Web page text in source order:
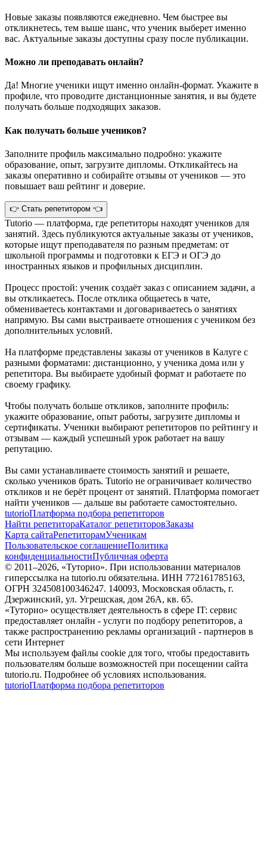
Новые заказы появляются ежедневно. Чем быстрее вы
откликнетесь, тем выше шанс, что ученик выберет именно
вас. Актуальные заказы доступны сразу после публикации.
Можно ли преподавать онлайн?
Да! Многие ученики ищут именно онлайн-формат. Укажите в
профиле, что проводите дистанционные занятия, и вы будете
получать больше подходящих заказов.
Как получать больше учеников?
Заполните профиль максимально подробно: укажите
образование, опыт, загрузите дипломы. Откликайтесь на
заказы оперативно и собирайте отзывы от учеников — это
повышает ваш рейтинг и доверие.
👉 Стать репетитором 👈
Tutorio — платформа, где репетиторы находят учеников для
занятий. Здесь публикуются актуальные заказы от учеников,
которые ищут преподавателя по разным предметам: от
школьной программы и подготовки к ЕГЭ и ОГЭ до
иностранных языков и профильных дисциплин.
Процесс простой: ученик создаёт заказ с описанием задачи, а
вы откликаетесь. После отклика общаетесь в чате,
обмениваетесь контактами и договариваетесь о занятиях
напрямую. Вы сами выстраиваете отношения с учеником без
дополнительных условий.
На платформе представлены заказы от учеников в Калуге с
разными форматами: дистанционно, у ученика дома или у
репетитора. Вы выбираете удобный формат и работаете по
своему графику.
Чтобы получать больше откликов, заполните профиль:
укажите образование, опыт работы, загрузите дипломы и
сертификаты. Ученики выбирают репетиторов по рейтингу и
отзывам — каждый успешный урок работает на вашу
репутацию.
Вы сами устанавливаете стоимость занятий и решаете,
сколько учеников брать. Tutorio не ограничивает количество
откликов и не берёт процент от занятий. Платформа помогает
найти учеников — дальше вы работаете самостоятельно.
tutorioПлатформа подбора репетиторов
Найти репетитораКаталог репетиторовЗаказы
Карта сайтаРепетиторамУченикам
Пользовательское соглашениеПолитика
конфиденциальностиПубличная оферта
© 2011–2026, «Туторио». При использовании материалов
гиперссылка на tutorio.ru обязательна. ИНН 772161785163,
ОГРН 324508100346247. 140093, Московская область, г.
Дзержинский, ул. Угрешская, дом 26А, кв. 65.
«Туторио» осуществляет деятельность в сфере IT: сервис
предоставляет онлайн - услуги по подбору репетиторов, а
также распространению рекламы организаций - партнеров в
сети Интернет
Мы используем файлы cookie для того, чтобы предоставить
пользователям больше возможностей при посещении сайта
tutorio.ru. Подробнее об условиях использования.
tutorioПлатформа подбора репетиторов